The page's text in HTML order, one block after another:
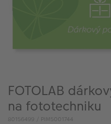
PŘÍSLUŠENSTVÍ
FOTOALBA
VÝPRODEJ
FOTOLAB
na fototechniku
80156499 / PIM5001744